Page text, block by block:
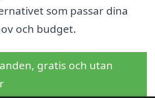
som passar dina
och budget.
gratis och utan